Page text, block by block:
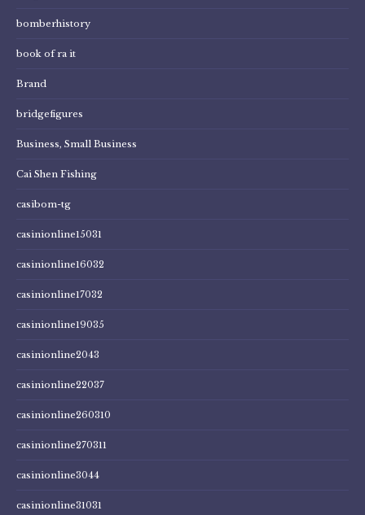
bomberhistory
book of ra it
Brand
bridgefigures
Business, Small Business
Cai Shen Fishing
casibom-tg
casinionline15031
casinionline16032
casinionline17032
casinionline19035
casinionline2043
casinionline22037
casinionline260310
casinionline270311
casinionline3044
casinionline31031